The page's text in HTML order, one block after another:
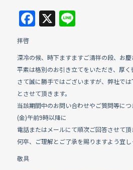
F
c
e
b
o
o
k
X Li
e
拝啓
深冷の候、時下ますますご清祥の段、お慶
平素は格別のお引き立てをいただき、厚く
さて誠に勝手ではございますが、弊社で
とさせて頂きます。
当該期間中のお問い合わせやご質問等に
(金)午前9時以降に
電話またはメールにて順次ご回答させて頂
何卒、ご理解とご了承を賜りますよう宜し
敬具